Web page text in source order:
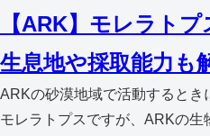
【ARK】モレラト
生息地や採取能力も
ARKの砂漠地域で活動するとき
モレラトプスですが、ARKの生